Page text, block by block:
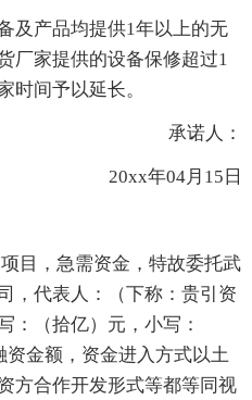
及产品均提供1年以上的无
厂家提供的设备保修超过1
时间予以延长。
承诺人：
20xx年04月15日
目，急需资金，特故委托武
，代表人：（下称：贵引资
：（拾亿）元，小写：
资金额，资金进入方式以土
方合作开发形式等都等同视